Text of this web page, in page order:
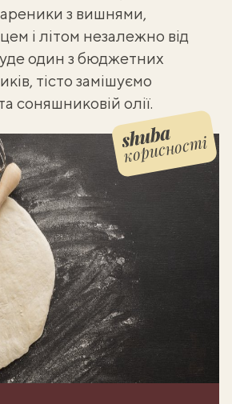
з вишнями,
і літом незалежно від
один з бюджетних
, тісто замішуємо
соняшниковій олії.
корисності